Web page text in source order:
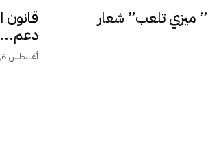
ميزي تلعب” شعار
دعم...
أغسطس 6, 2026